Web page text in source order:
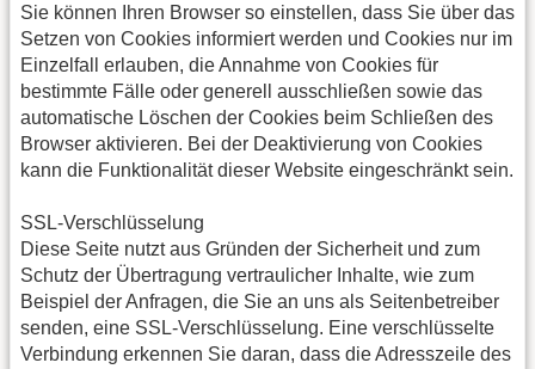
Sie können Ihren Browser so einstellen, dass Sie über das
Setzen von Cookies informiert werden und Cookies nur im
Einzelfall erlauben, die Annahme von Cookies für
bestimmte Fälle oder generell ausschließen sowie das
automatische Löschen der Cookies beim Schließen des
Browser aktivieren. Bei der Deaktivierung von Cookies
kann die Funktionalität dieser Website eingeschränkt sein.
SSL-Verschlüsselung
Diese Seite nutzt aus Gründen der Sicherheit und zum
Schutz der Übertragung vertraulicher Inhalte, wie zum
Beispiel der Anfragen, die Sie an uns als Seitenbetreiber
senden, eine SSL-Verschlüsselung. Eine verschlüsselte
Verbindung erkennen Sie daran, dass die Adresszeile des